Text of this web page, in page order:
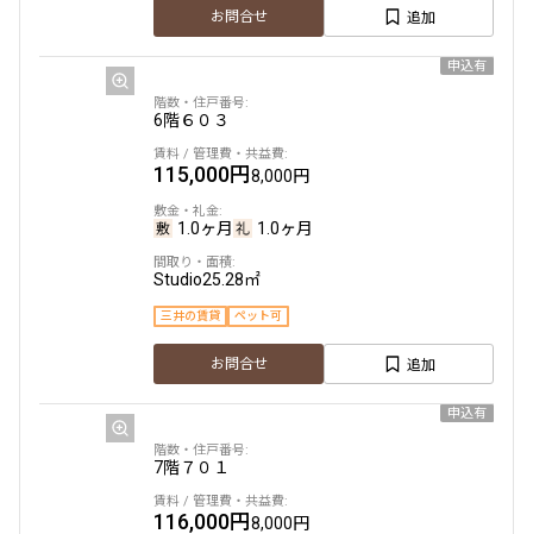
お問合せ 追加
申込有
6階６０３
115,000円8,000円
1.0ヶ月 1.0ヶ月
Studio25.28㎡
三井の賃貸 ペット可
お問合せ 追加
申込有
7階７０１
116,000円8,000円